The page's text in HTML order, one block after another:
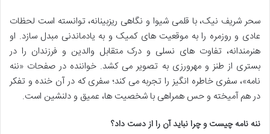
سحر شریف نیک، با قلمی شیوا و نگاهی ریزبینانه، توانسته است لحظات
عادی و روزمره را به موقعیت های کمیک و به یادماندنی مبدل سازد. او
هنرمندانه، تفاوت های نسلی و درک متقابل والدین و فرزندان را در
بستری از طنز و مهرورزی به تصویر می کشد. خواننده در صفحات «ننه
نامه»، سفری خاطره انگیز را تجربه می کند؛ سفری که در آن خنده و تفکر
در هم آمیخته و حس همراهی با شخصیت ها، عمیق و دلنشین است.
ننه نامه چیست و چرا نباید آن را از دست داد؟